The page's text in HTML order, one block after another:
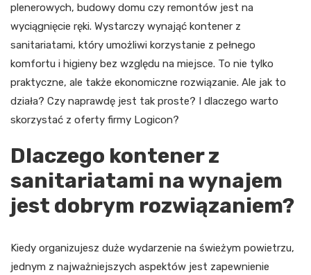
plenerowych, budowy domu czy remontów jest na
wyciągnięcie ręki. Wystarczy wynająć kontener z
sanitariatami, który umożliwi korzystanie z pełnego
komfortu i higieny bez względu na miejsce. To nie tylko
praktyczne, ale także ekonomiczne rozwiązanie. Ale jak to
działa? Czy naprawdę jest tak proste? I dlaczego warto
skorzystać z oferty firmy Logicon?
Dlaczego kontener z
sanitariatami na wynajem
jest dobrym rozwiązaniem?
Kiedy organizujesz duże wydarzenie na świeżym powietrzu,
jednym z najważniejszych aspektów jest zapewnienie